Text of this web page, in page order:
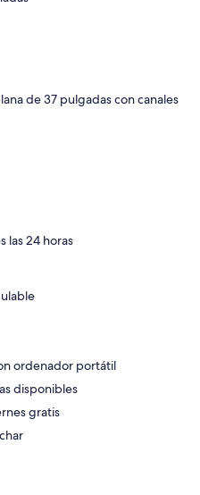
de 37 pulgadas con canales
las 24 horas
ordenador portátil
disponibles
gratis